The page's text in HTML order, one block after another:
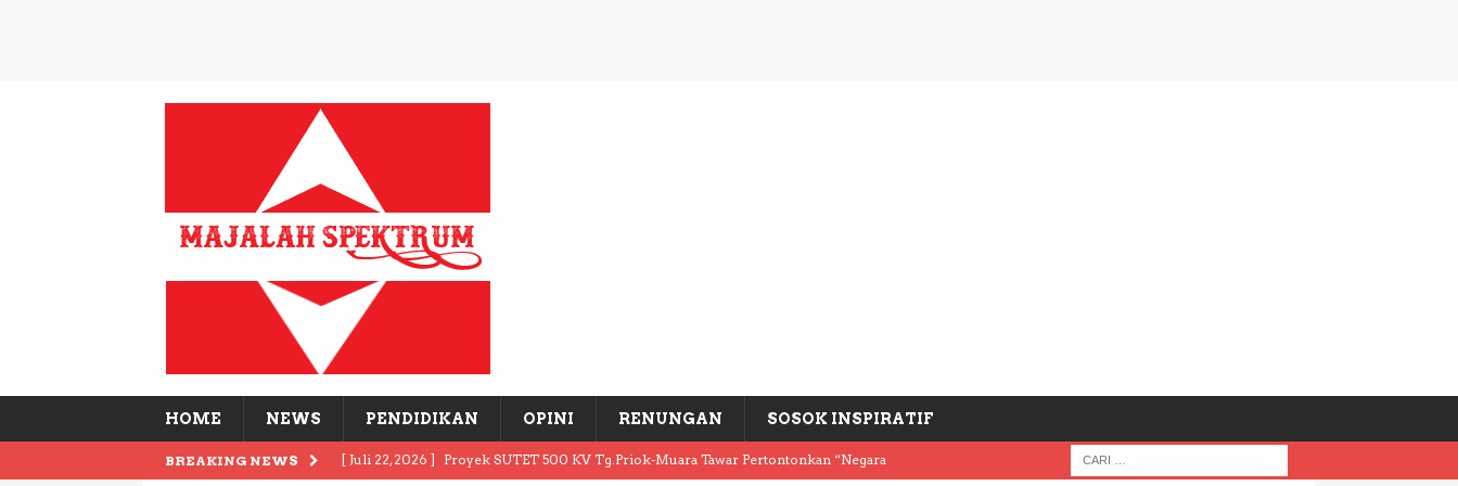
HOME NEWS PENDIDIKAN OPINI RENUNGAN SOSOK INSPIRATIF
BREAKING NEWS [ Juli 22, 2026 ] Proyek SUTET 500 KV Tg.Priok-Muara Tawar Pertontonkan “Negara